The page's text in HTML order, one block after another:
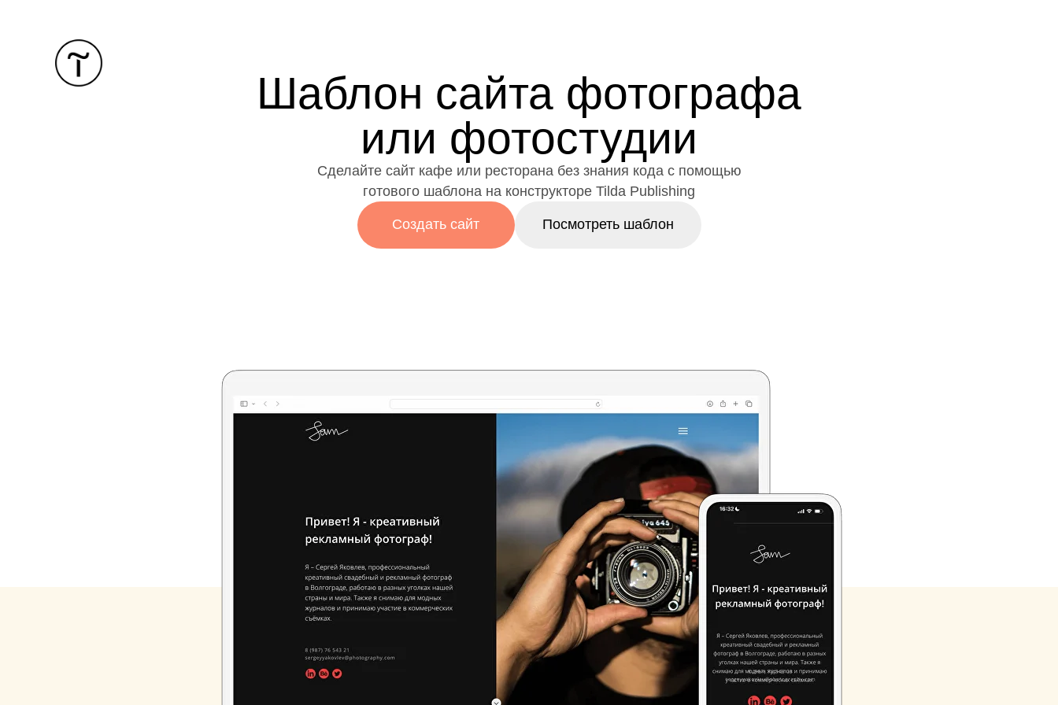
Шаблон сайта фотографа
или фотостудии
Сделайте сайт кафе или ресторана без знания кода с помощью
готового шаблона на конструкторе Tilda Publishing
Создать сайт Посмотреть шаблон